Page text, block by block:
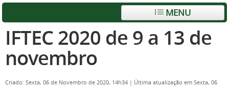
MENU
IFTEC 2020 de 9 a 13 de
novembro
Criado: Sexta, 06 de Novembro de 2020, 14h34 | Última atualização em Sexta, 06